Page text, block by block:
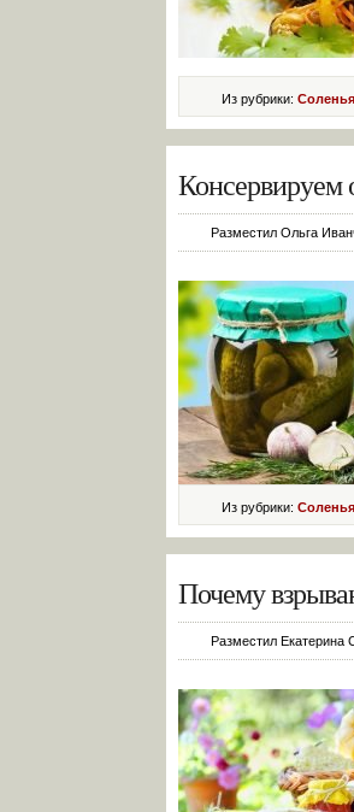
Из рубрики:
Консервируем
Разместил Ольга
Из рубрики:
Почему
Разместил Екатерина